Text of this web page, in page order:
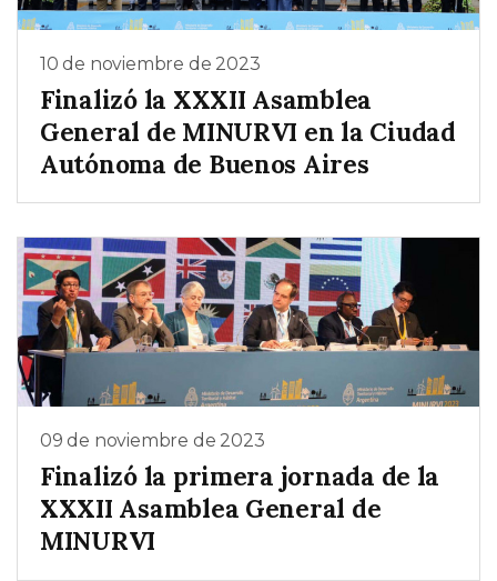
10 de noviembre de 2023
Finalizó la XXXII Asamblea
General de MINURVI en la Ciudad
Autónoma de Buenos Aires
09 de noviembre de 2023
Finalizó la primera jornada de la
XXXII Asamblea General de
MINURVI